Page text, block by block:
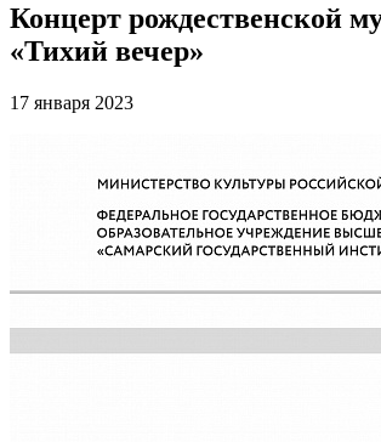
Концерт рождественской
«Тихий вечер»
17 января 2023